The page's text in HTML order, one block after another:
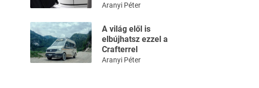
Aranyi Péter
A világ elől is
elbújhatsz ezzel a
Crafterrel
Aranyi Péter